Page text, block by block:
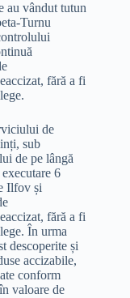
au vândut tutun
Turnu
fără a fi
de
sub
de pe lângă
6
Ilfov și
fără a fi
În urma
descoperite și
accizabile,
conform
valoare de